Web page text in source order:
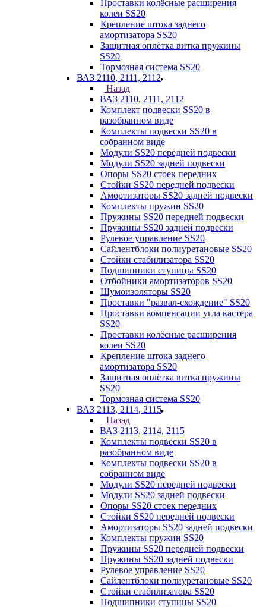
Проставки колёсные расширения
колеи SS20
Крепление штока заднего
амортизатора SS20
Защитная оплётка витка пружины
SS20
Тормозная система SS20
ВАЗ 2110, 2111, 2112
Назад
ВАЗ 2110, 2111, 2112
Комплект подвески SS20 в
разобранном виде
Комплекты подвески SS20 в
собранном виде
Модули SS20 передней подвески
Модули SS20 задней подвески
Опоры SS20 стоек передних
Стойки SS20 передней подвески
Амортизаторы SS20 задней подвески
Комплекты пружин SS20
Пружины SS20 передней подвески
Пружины SS20 задней подвески
Рулевое управление SS20
Сайлентблоки полиуретановые SS20
Стойки стабилизатора SS20
Подшипники ступицы SS20
Отбойники амортизаторов SS20
Шумоизоляторы SS20
Проставки "развал-схождение" SS20
Проставки компенсации угла кастера
SS20
Проставки колёсные расширения
колеи SS20
Крепление штока заднего
амортизатора SS20
Защитная оплётка витка пружины
SS20
Тормозная система SS20
ВАЗ 2113, 2114, 2115
Назад
ВАЗ 2113, 2114, 2115
Комплекты подвески SS20 в
разобранном виде
Комплекты подвески SS20 в
собранном виде
Модули SS20 передней подвески
Модули SS20 задней подвески
Опоры SS20 стоек передних
Стойки SS20 передней подвески
Амортизаторы SS20 задней подвески
Комплекты пружин SS20
Пружины SS20 передней подвески
Пружины SS20 задней подвески
Рулевое управление SS20
Сайлентблоки полиуретановые SS20
Стойки стабилизатора SS20
Подшипники ступицы SS20